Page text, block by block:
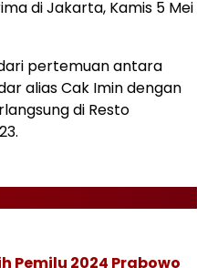
di Jakarta, Kamis 5 Mei
pertemuan antara
alias Cak Imin dengan
di Resto
Pemilu 2024 Prabowo